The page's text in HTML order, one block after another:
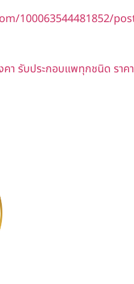
100063544481852/
า รับประกอบแพทุกชนิด ราค